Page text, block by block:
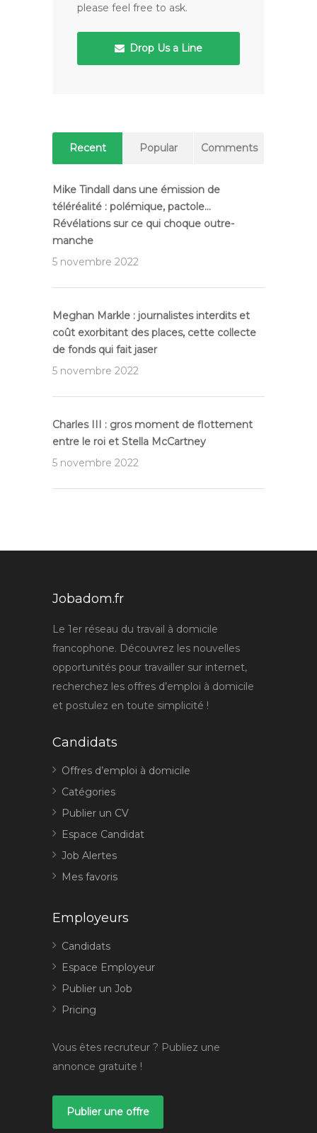
please feel free to ask.
Drop Us a Line
Recent Popular Comments
Mike Tindall dans une émission de
téléréalité : polémique, pactole…
Révélations sur ce qui choque outre-
manche
5 novembre 2022
Meghan Markle : journalistes interdits et
coût exorbitant des places, cette collecte
de fonds qui fait jaser
5 novembre 2022
Charles III : gros moment de flottement
entre le roi et Stella McCartney
5 novembre 2022
Jobadom.fr
Le 1er réseau du travail à domicile
francophone. Découvrez les nouvelles
opportunités pour travailler sur internet,
recherchez les offres d’emploi à domicile
et postulez en toute simplicité !
Candidats
Offres d’emploi à domicile
Catégories
Publier un CV
Espace Candidat
Job Alertes
Mes favoris
Employeurs
Candidats
Espace Employeur
Publier un Job
Pricing
Vous êtes recruteur ? Publiez une
annonce gratuite !
Publier une offre